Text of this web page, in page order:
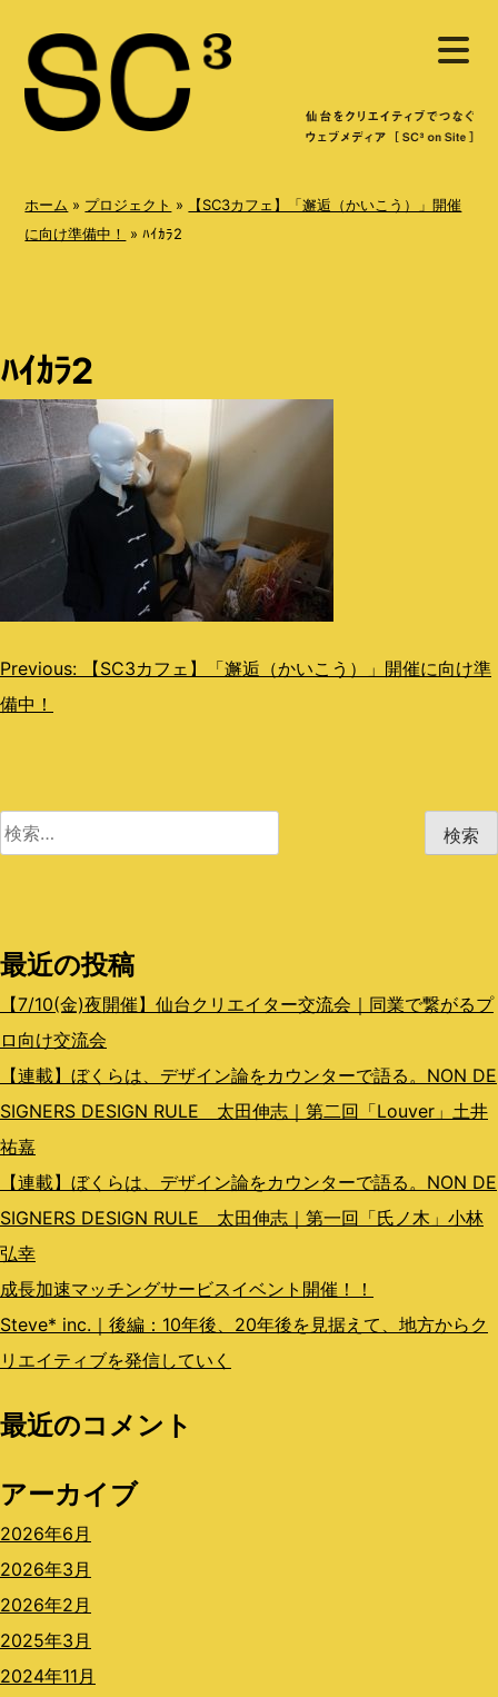
e
n
メ
ニ
を
開
く
ホーム » プロジェクト »
【SC3カフェ】「邂逅（かいこう）」開催
に向け準備中！
»ﾊｲｶﾗ2
ﾊｲｶﾗ2
投
稿
ゲ
ョ
ン
Previous:
【SC3カフェ】「邂逅（かいこう）」開催に向け準
備中！
検
最近の投稿
【7/10(金)夜開催】仙台クリエイター交流会｜同業で繋がるプ
ロ向け交流会
【連載】ぼくらは、デザイン論をカウンターで語る。NON DE
SIGNERS DESIGN RULE 太田伸志｜第二回「Louver」土井
祐嘉
【連載】ぼくらは、デザイン論をカウンターで語る。NON DE
SIGNERS DESIGN RULE 太田伸志｜第一回「氏ノ木」小林
弘幸
成長加速マッチングサービスイベント開催！！
Steve* inc.｜後編：10年後、20年後を見据えて、地方からク
リエイティブを発信していく
最近のコメント
アーカイブ
2026年6月
2026年3月
2026年2月
2025年3月
2024年11月